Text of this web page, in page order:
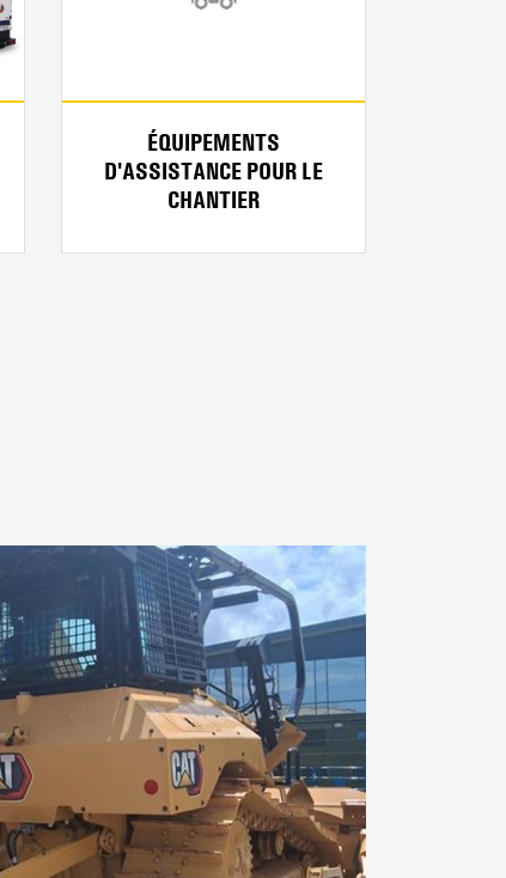
ÉQUIPEMENTS
D'ASSISTANCE POUR LE
CHANTIER